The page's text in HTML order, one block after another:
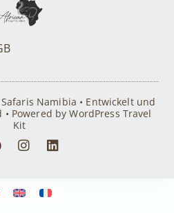
Namibia • Entwickelt und
Powered by WordPress Travel
Kit